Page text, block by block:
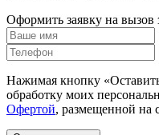
Оформить заявку на вызов
Нажимая кнопку
обработку моих
Офертой, размещенной на